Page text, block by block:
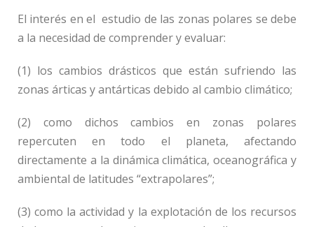
El interés en el estudio de las zonas polares se debe
a la necesidad de comprender y evaluar:
(1) los cambios drásticos que están sufriendo las
zonas árticas y antárticas debido al cambio climático;
(2) como dichos cambios en zonas polares
repercuten en todo el planeta, afectando
directamente a la dinámica climática, oceanográfica y
ambiental de latitudes “extrapolares”;
(3) como la actividad y la explotación de los recursos